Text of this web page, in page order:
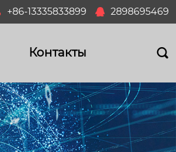
+86-13335833899  2898695469
Контакты 